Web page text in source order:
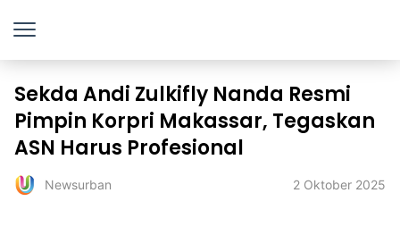
Sekda Andi Zulkifly Nanda Resmi
Pimpin Korpri Makassar, Tegaskan
ASN Harus Profesional
Newsurban 2 Oktober 2025